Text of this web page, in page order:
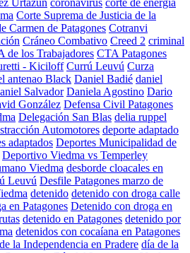
Urtazun coronavirus corte de energía
Corte Suprema de Justicia de la
Carmen de Patagones Cotranvi
Cráneo Combativo Creed 2 criminal
de los Trabajadores CTA Patagones
- Kiciloff Currú Leuvú Curza
antenao Black Daniel Badié daniel
Salvador Daniela Agostino Dario
González Defensa Civil Patagones
Delegación San Blas delia ruppel
Automotores deporte adaptado
adaptados Deportes Municipalidad de
Deportivo Viedma vs Temperley
Viedma desborde cloacales en
Leuvú Desfile Patagones marzo de
detenido detenido con droga calle
en Patagones Detenido con droga en
detenido en Patagones detenido por
detenidos con cocaíana en Patagones
la Independencia en Pradere día de la